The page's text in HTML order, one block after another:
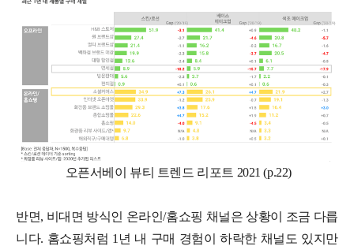
오픈서베이 뷰티 트렌드 리포트 2021 (p.22)
반면, 비대면 방식인 온라인/홈쇼핑 채널은 상황이 조금 다릅
니다. 홈쇼핑처럼 1년 내 구매 경험이 하락한 채널도 있지만